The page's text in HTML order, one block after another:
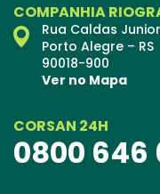
COMPANHIA
Rua Caldas
Porto Alegre – RS
90018-900
Ver no Mapa
CORSAN 24H
0800 646